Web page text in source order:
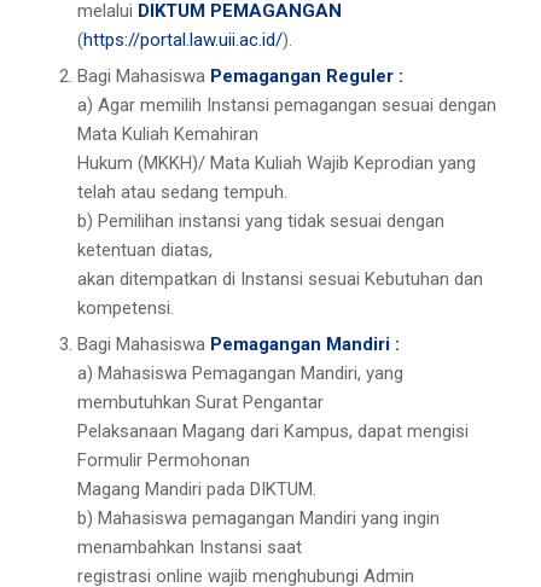
melalui DIKTUM PEMAGANGAN
(https://portal.law.uii.ac.id/).
Bagi Mahasiswa Pemagangan Reguler :
a) Agar memilih Instansi pemagangan sesuai dengan
Mata Kuliah Kemahiran
Hukum (MKKH)/ Mata Kuliah Wajib Keprodian yang
telah atau sedang tempuh.
b) Pemilihan instansi yang tidak sesuai dengan
ketentuan diatas,
akan ditempatkan di Instansi sesuai Kebutuhan dan
kompetensi.
Bagi Mahasiswa Pemagangan Mandiri :
a) Mahasiswa Pemagangan Mandiri, yang
membutuhkan Surat Pengantar
Pelaksanaan Magang dari Kampus, dapat mengisi
Formulir Permohonan
Magang Mandiri pada DIKTUM.
b) Mahasiswa pemagangan Mandiri yang ingin
menambahkan Instansi saat
registrasi online wajib menghubungi Admin